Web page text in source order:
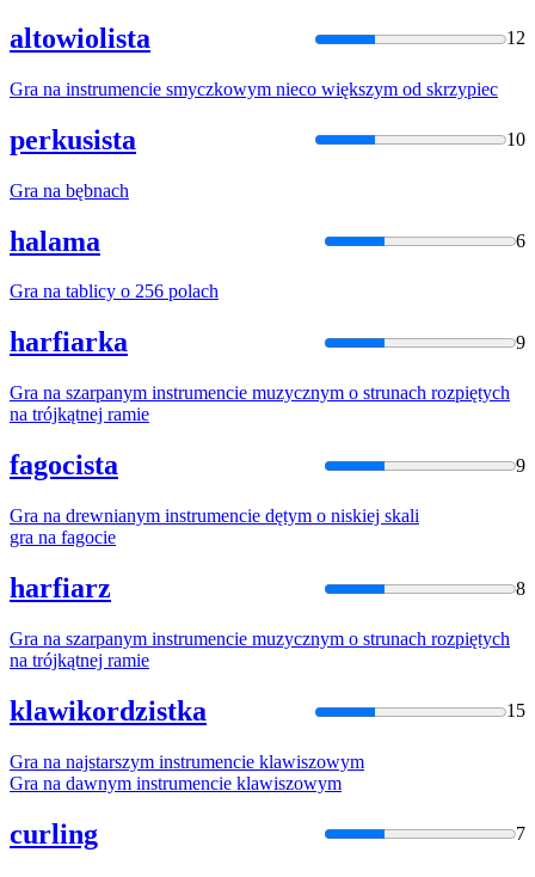
altowiolista 12
Gra na instrumencie smyczkowym nieco większym od skrzypiec
perkusista 10
Gra na bębnach
halama 6
Gra na tablicy o 256 polach
harfiarka 9
Gra na szarpanym instrumencie muzycznym o strunach rozpiętych
na trójkątnej ramie
fagocista 9
Gra na drewnianym instrumencie dętym o niskiej skali
gra na fagocie
harfiarz 8
Gra na szarpanym instrumencie muzycznym o strunach rozpiętych
na trójkątnej ramie
klawikordzistka 15
Gra na najstarszym instrumencie klawiszowym
Gra na dawnym instrumencie klawiszowym
curling 7